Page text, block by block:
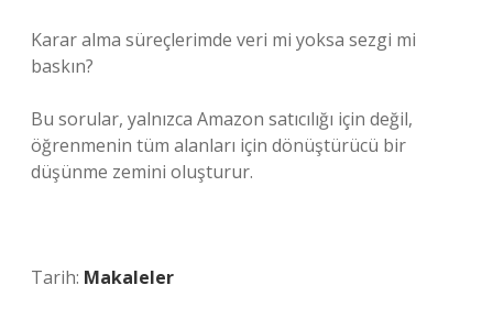
Karar alma süreçlerimde veri mi yoksa sezgi mi
baskın?
Bu sorular, yalnızca Amazon satıcılığı için değil,
öğrenmenin tüm alanları için dönüştürücü bir
düşünme zemini oluşturur.
Tarih: Makaleler